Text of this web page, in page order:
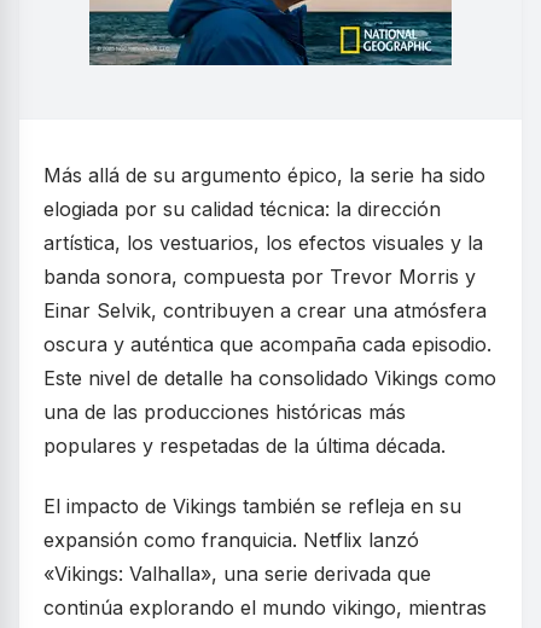
Más allá de su argumento épico, la serie ha sido
elogiada por su calidad técnica: la dirección
artística, los vestuarios, los efectos visuales y la
banda sonora, compuesta por Trevor Morris y
Einar Selvik, contribuyen a crear una atmósfera
oscura y auténtica que acompaña cada episodio.
Este nivel de detalle ha consolidado Vikings como
una de las producciones históricas más
populares y respetadas de la última década.
El impacto de Vikings también se refleja en su
expansión como franquicia. Netflix lanzó
«Vikings: Valhalla», una serie derivada que
continúa explorando el mundo vikingo, mientras